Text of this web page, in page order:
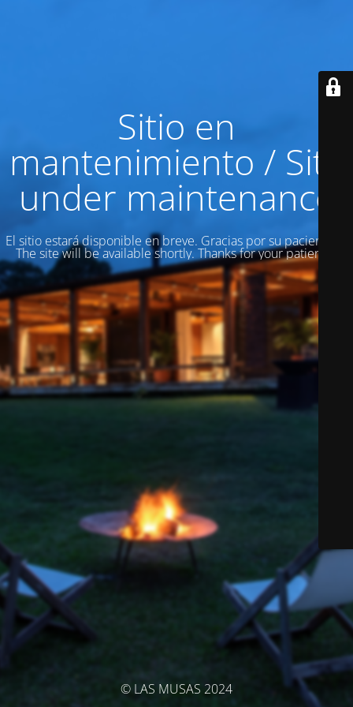
Sitio en
mantenimiento / Site
under maintenance
El sitio estará disponible en breve. Gracias por su paciencia! /
The site will be available shortly. Thanks for your patience!
© LAS MUSAS 2024